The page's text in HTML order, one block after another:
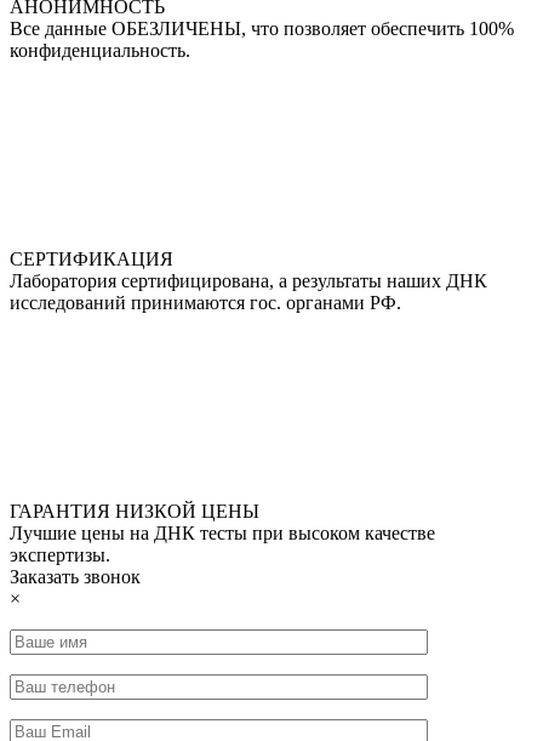
АНОНИМНОСТЬ
Все данные ОБЕЗЛИЧЕНЫ, что позволяет обеспечить 100%
конфиденциальность.
СЕРТИФИКАЦИЯ
Лаборатория сертифицирована, а результаты наших ДНК
исследований принимаются гос. органами РФ.
ГАРАНТИЯ НИЗКОЙ ЦЕНЫ
Лучшие цены на ДНК тесты при высоком качестве
экспертизы.
Заказать звонок
×